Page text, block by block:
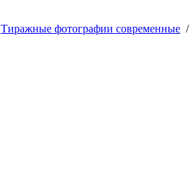
Тиражные фотографии современные /